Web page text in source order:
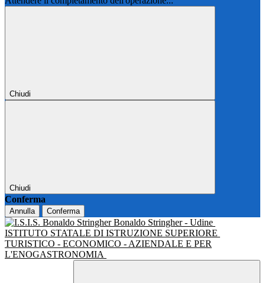
Chiudi
Chiudi
Conferma
Annulla Conferma
Bonaldo Stringher - Udine
ISTITUTO STATALE DI ISTRUZIONE SUPERIORE
TURISTICO - ECONOMICO - AZIENDALE E PER
L'ENOGASTRONOMIA